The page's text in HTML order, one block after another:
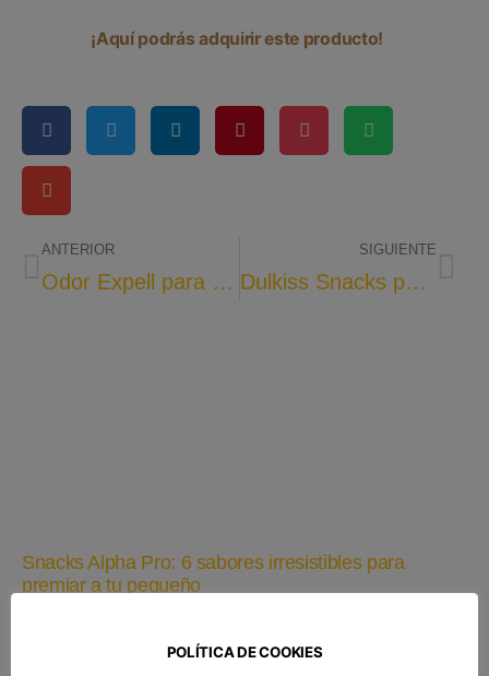
¡Aquí podrás adquirir este producto!
ANTERIOR
Odor Expell para hurones
SIGUIENTE
Dulkiss Snacks para hurones
Snacks Alpha Pro: 6 sabores irresistibles para
premiar a tu pequeño
otro pequeño mamífero herbívoro, sabrás que los premios
POLÍTICA DE COOKIES